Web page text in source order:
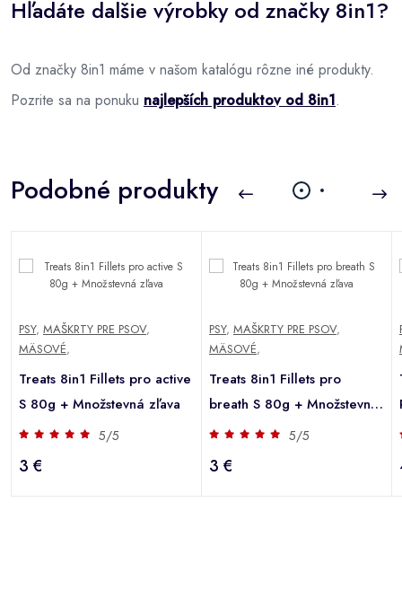
Hľadáte dalšie výrobky od značky 8in1?
Od značky 8in1 máme v našom katalógu rôzne iné produkty.
Pozrite sa na ponuku najlepších produktov od 8in1.
Podobné produkty
PSY, MAŠKRTY PRE PSOV,
MÄSOVÉ,
Treats 8in1 Fillets pro active
S 80g + Množstevná zľava
5/5
3 €
PSY, MAŠKRTY PRE PSOV,
MÄSOVÉ,
Treats 8in1 Fillets pro
breath S 80g + Množstevná
zľava
5/5
3 €